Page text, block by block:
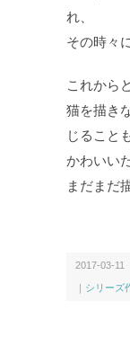
れ、
その時々
これから
猫を描き
じること
かわいい
まだまだ
2017-03-11
｜シリーズ